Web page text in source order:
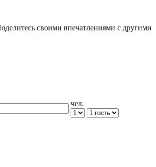
своими впечатлениями с другими
чел.